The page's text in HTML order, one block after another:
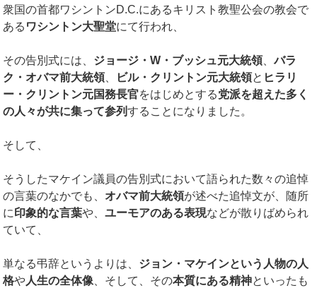
衆国の首都ワシントンD.C.にあるキリスト教聖公会の教会で
ある ワシントン大聖堂にて行われ、
その告別式には、 ジョージ・W ・ブッシュ元大統領、バラ
ク・オバマ前大統領、 ビル・クリントン元大統領と ヒラリ
ー・クリントン元国務長官をはじめとする党派を超えた多く
の人々が共に集って参列することになりました。
そして、
そうしたマケイン議員の告別式において語られた数々の追悼
の言葉のなかでも、 オバマ前大統領が述べた追悼文が、随所
に印象的な言葉や、ユーモアのある表現などが散りばめられ
ていて、
単なる弔辞というよりは、 ジョン・マケインという人物の人
格や人生の全体像 、そして、その本質にある精神といったも